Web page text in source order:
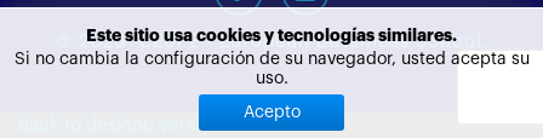
Este sitio usa cookies y tecnologías similares.
Si no cambia la configuración de su navegador, usted acepta su
uso.
Acepto
2026 CEUPE - European Bussiness School.
Back to desktop version